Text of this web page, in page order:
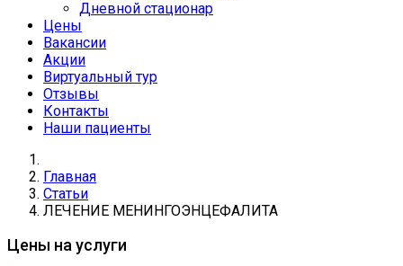
Дневной стационар
Цены
Вакансии
Акции
Виртуальный тур
Отзывы
Контакты
Наши пациенты
Главная
Статьи
ЛЕЧЕНИЕ МЕНИНГОЭНЦЕФАЛИТА
Цены на услуги